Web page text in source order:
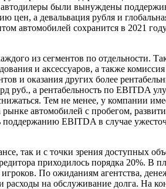
автодилеры были вынуждены
цен, а девальвация рубля и
автомобилей сохранится в 2021
из сегментов по отдельности.
и аксессуаров, а также комиссия
и оказания других более
руб., а рентабельность по EBITDA
Тем не менее, у компании
автомобилей с пробегом,
поддержанию EBITDA в случае
так и с точки зрения доступных
приходилось порядка 20%. В
По ожиданиям агентства,
на обслуживание долга. На